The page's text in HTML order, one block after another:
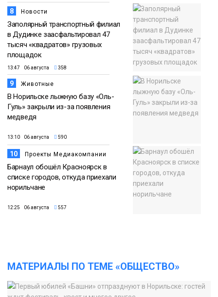
8 Новости
Заполярный транспортный филиал
в Дудинке заасфальтировал 47
тысяч «квадратов» грузовых
площадок
13:47 06 августа 358
9 Животные
В Норильске лыжную базу «Оль-
Гуль» закрыли из-за появления
медведя
13:10 06 августа 590
10 Проекты Медиакомпании
Барнаул обошёл Красноярск в
списке городов, откуда приехали
норильчане
12:25 06 августа 557
МАТЕРИАЛЫ ПО ТЕМЕ «ОБЩЕСТВО»